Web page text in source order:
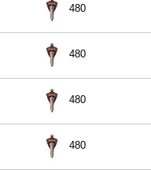
480
480
480
480